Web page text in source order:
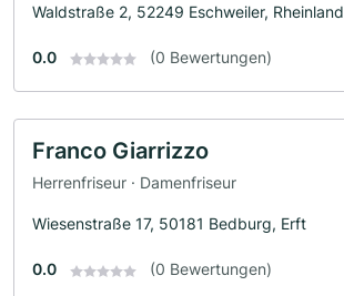
Waldstraße 2, 52249 Eschweiler, Rheinland
0.0 (0 Bewertungen)
Franco Giarrizzo
Herrenfriseur · Damenfriseur
Wiesenstraße 17, 50181 Bedburg, Erft
0.0 (0 Bewertungen)